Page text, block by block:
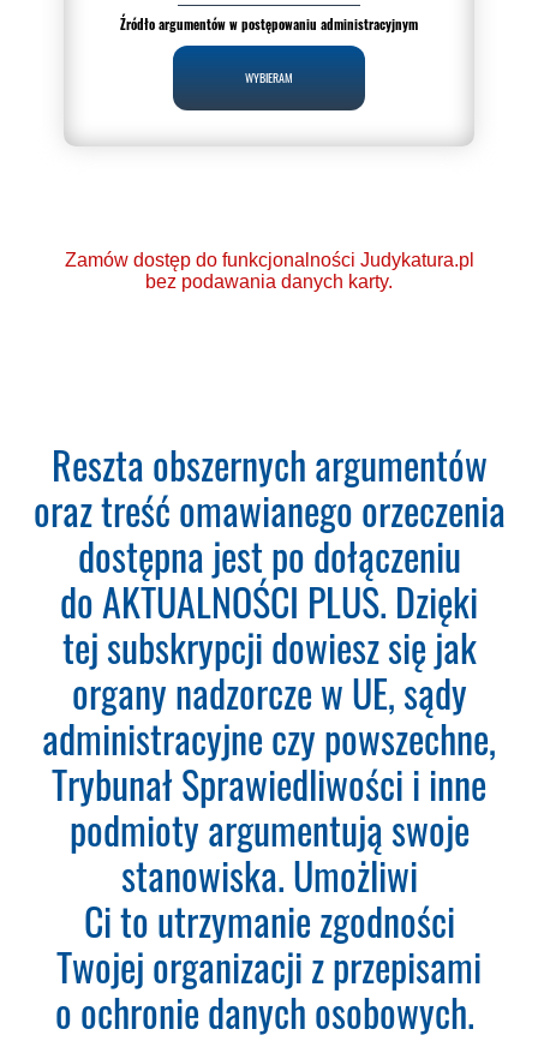
Źródło argumentów w postępowaniu administracyjnym
WYBIERAM
Zamów dostęp do funkcjonalności Judykatura.pl
bez podawania danych karty.
o Ochronie Danych
Osobowych (RODO).
Codzienna aktualizacja
bazy orzeczeń.
Teraz zamawiasz Szkolenie RODO -
Inspektor Ochrony Danych.Nie
musisz podawać karty płatniczej.
Wystarczy, że wypełnisz formularz
a na podany adres e-mail otrzymasz
fakturę VAT do opłacenia. Ważne:
Dopiero po zaksięgowaniu płatności
– system utworzy konto
użytkownika oraz uruchomi
subskrypcję. Dopiero od tego
momentu rozpoczyna się okres
Subskrypcji.
Reszta obszernych argumentów
oraz treść omawianego orzeczenia
dostępna jest po dołączeniu
do AKTUALNOŚCI PLUS. Dzięki
tej subskrypcji dowiesz się jak
organy nadzorcze w UE, sądy
administracyjne czy powszechne,
Trybunał Sprawiedliwości i inne
podmioty argumentują swoje
stanowiska. Umożliwi
Ci to utrzymanie zgodności
Twojej organizacji z przepisami
o ochronie danych osobowych.